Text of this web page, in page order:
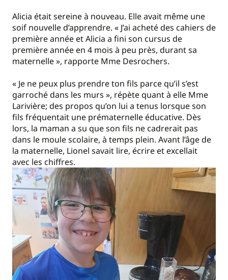
Alicia était sereine à nouveau. Elle avait même une
soif nouvelle d’apprendre. « J’ai acheté des cahiers de
première année et Alicia a fini son cursus de
première année en 4 mois à peu près, durant sa
maternelle », rapporte Mme Desrochers.
« Je ne peux plus prendre ton fils parce qu’il s’est
garroché dans les murs », répète quant à elle Mme
Larivière; des propos qu’on lui a tenus lorsque son
fils fréquentait une prématernelle éducative. Dès
lors, la maman a su que son fils ne cadrerait pas
dans le moule scolaire, à temps plein. Avant l’âge de
la maternelle, Lionel savait lire, écrire et excellait
avec les chiffres.